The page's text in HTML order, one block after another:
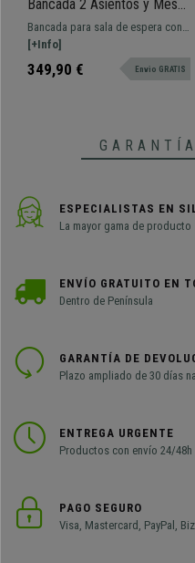
Bancada 2 Asientos y Mesa
AMIR, Estructura Metal, en
Plástico Negro
Bancada para sala de espera con
estructura metálica de 158x50 cm,
asientos de diseño de plástico
resistente y mesa auxiliar. Muy
[+Info]
349,90 € Envio GRATIS
ESPECIALISTAS EN
La mayor gama de producto
ENVÍO GRATUITO EN
Dentro de Península
GARANTÍA DE
Plazo ampliado de 30 días
ENTREGA URGENTE
Productos con envío 24/48h
PAGO SEGURO
Visa, Mastercard, PayPal,